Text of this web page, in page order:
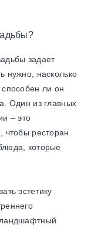
задает
нужно, насколько
ли он
Один из главных
– это
чтобы ресторан
которые
эстетику